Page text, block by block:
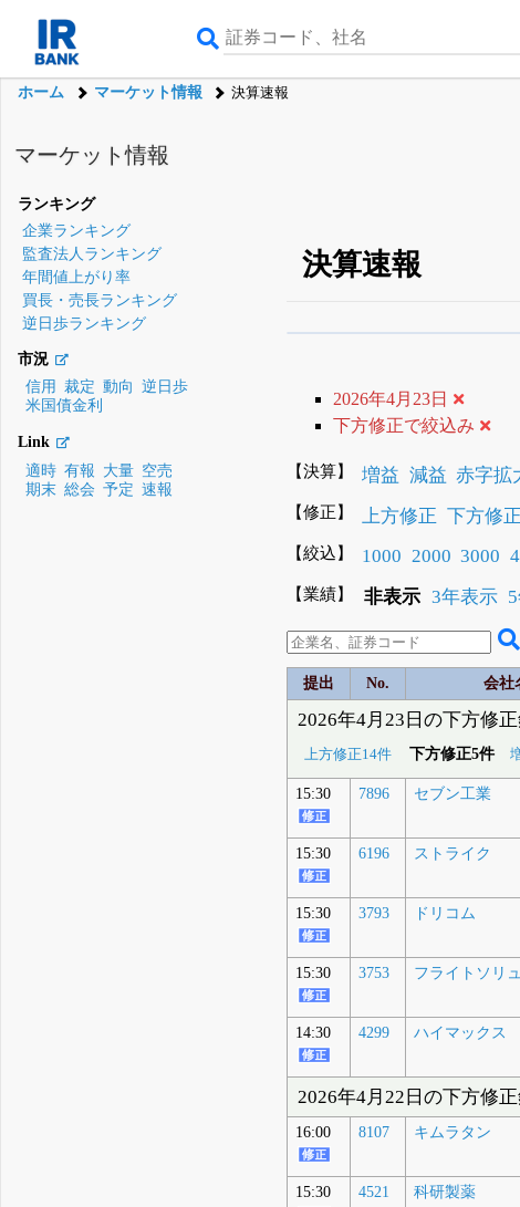
ホーム マーケット情報 決算速報
マーケット情報
ランキング
企業ランキング
監査法人ランキング
年間値上がり率
買長・売長ランキング
逆日歩ランキング
市況
信用
裁定 動向
逆日歩
米国債金利
Link
適時 有報 大量 空売
期末 総会 予定 速報
決算速報
登録すると永久
2026年4月23日
下方修正で絞込み
【決算】 増益 減益 赤字拡
【修正】 上方修正 下方修正
【絞込】 1000 2000 3000
【業績】 非表示 3年表示
提出 No. 会社
2026年4月23日の下方修
上方修正14件 下方修正5件
15:30 7896 セブン工業
15:30 6196 ストライク
15:30 3793 ドリコム
15:30 3753 フライトソリ
14:30 4299 ハイマックス
2026年4月22日の下方修
16:00 8107 キムラタン
15:30 4521 科研製薬